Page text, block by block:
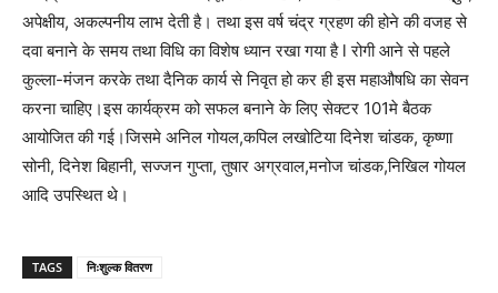
अपेक्षीय, अकल्पनीय लाभ देती है। तथा इस वर्ष चंद्र ग्रहण की होने की वजह से
दवा बनाने के समय तथा विधि का विशेष ध्यान रखा गया है l रोगी आने से पहले
कुल्ला-मंजन करके तथा दैनिक कार्य से निवृत हो कर ही इस महाऔषधि का सेवन
करना चाहिए।इस कार्यक्रम को सफल बनाने के लिए सेक्टर 101मे बैठक
आयोजित की गई।जिसमे अनिल गोयल,कपिल लखोटिया दिनेश चांडक, कृष्णा
सोनी, दिनेश बिहानी, सज्जन गुप्ता, तुषार अग्रवाल,मनोज चांडक,निखिल गोयल
आदि उपस्थित थे।
TAGS निःशुल्क वितरण